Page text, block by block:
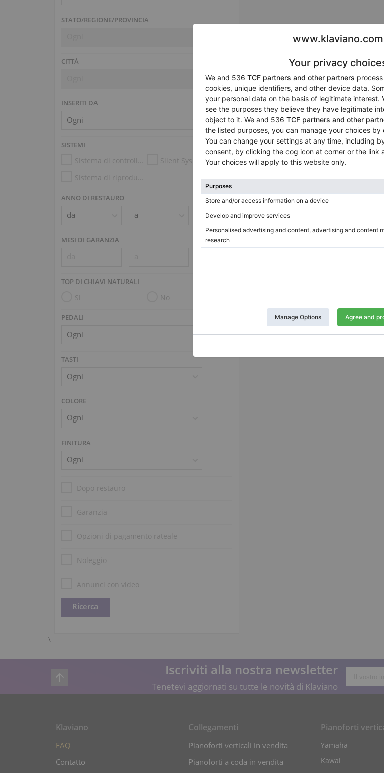
STATO/REGIONE/PROVINCIA
CITTÀ
INSERITI DA
SISTEMI
Sistema di controllo dell’umidità
Silent System
Sistema di riproduzione (es. Disklavier, PianoDisc)
ANNO DI RESTAURO
MESI DI GARANZIA
TOP DI CHIAVI NATURALI
Sì No
PEDALI
TASTI
COLORE
FINITURA
Dopo restauro
Garanzia
Opzioni di pagamento rateale
Noleggio
Annunci con video
\
Iscriviti alla nostra newsletter
Tenetevi aggiornati su tutte le novità di Klaviano
Klaviano
FAQ
Contatto
Collegamenti
Pianoforti verticali in vendita
Pianoforti a coda in vendita
Pianoforti
Yamaha
Kawai